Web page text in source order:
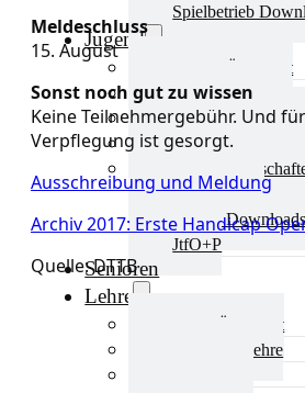
Spielbetrieb
Jugend
Jugend Übersicht
Aktuelles Jugend
Landestraining
Schulsport
mini-
Kinderschutz
Jugend
JtfO+P
Senioren
Lehre
Lehre Übersicht
Aktuelles Lehre
Meldeschluss
15. August
Sonst noch gut zu wissen
Keine Teilnehmergebühr. Und
Verpflegung ist gesorgt.
Ausschreibung und Meldung
Archiv 2017: Erste Handicap
Quelle: DTTB